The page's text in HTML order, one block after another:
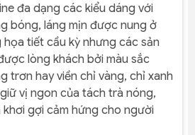
đa dạng các kiểu dáng với
bóng, láng mịn được nung ở
tiết cầu kỳ nhưng các sản
lòng khách bởi màu sắc
trơn hay viền chỉ vàng, chỉ xanh
vị ngon của tách trà nóng,
gợi cảm hứng cho người